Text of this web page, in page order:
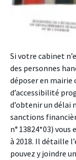
Si votre cabinet
des personnes
déposer en mairie
d’accessibilité
d’obtenir un délai
sanctions
n° 13824*03) vous
à 2018. Il détaille
pouvez y joindre